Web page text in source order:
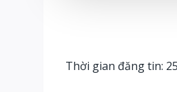
Thời gian đăng tin: